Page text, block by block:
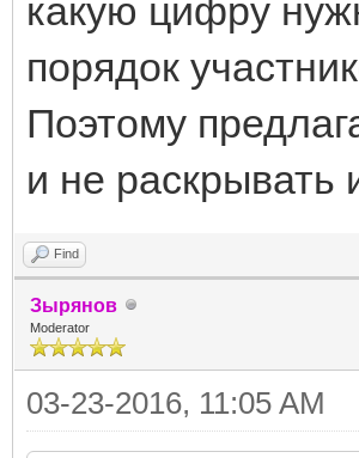
какую цифру
порядок
Поэтому
и не раскрывать
Find
Зырянов
Moderator
03-23-2016, 11:05 AM